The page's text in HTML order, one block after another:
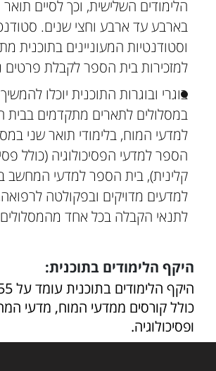
הלימודים השלישית, וכך לסיים תואר
בארבע עד ארבע וחצי שנים.
וסטודנטיות המעוניינים בתוכנית
למזכירות בית הספר לקבלת פרטים
בוגרי ובוגרות התוכנית יוכלו
במסלולים לתארים מתקדמים בבית
למדעי המוח, בלימודי תואר שני
הספר למדעי הפסיכולוגיה (כולל
קלינית), בית הספר למדעי המחשב
למדעים מדויקים ובפקולטה
לתנאי הקבלה בכל אחד
היקף הלימודים בתוכנית:
כולל קורסים ממדעי המוח, מדעי
ופסיכולוגיה.